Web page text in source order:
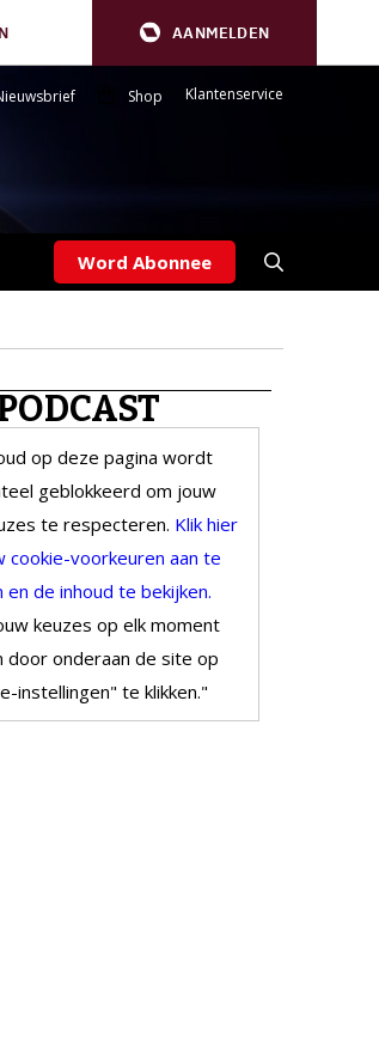
AANMELDEN
Shop Klantenservice
Word Abonnee
op deze pagina wordt
geblokkeerd om jouw
te respecteren. Klik hier
cookie-voorkeuren aan te
en de inhoud te bekijken.
keuzes op elk moment
door onderaan de site op
instellingen" te klikken."